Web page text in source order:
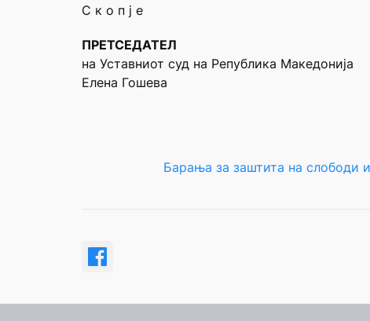
С к о п ј е
ПРЕТСЕДАТЕЛ
на Уставниот суд на Република Македонија
Елена Гошева
Барања за заштита на слободи